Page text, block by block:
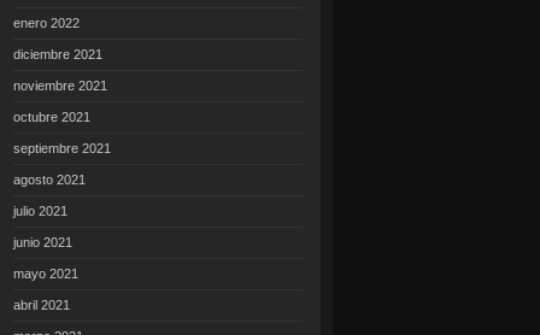
enero 2022
diciembre 2021
noviembre 2021
octubre 2021
septiembre 2021
agosto 2021
julio 2021
junio 2021
mayo 2021
abril 2021